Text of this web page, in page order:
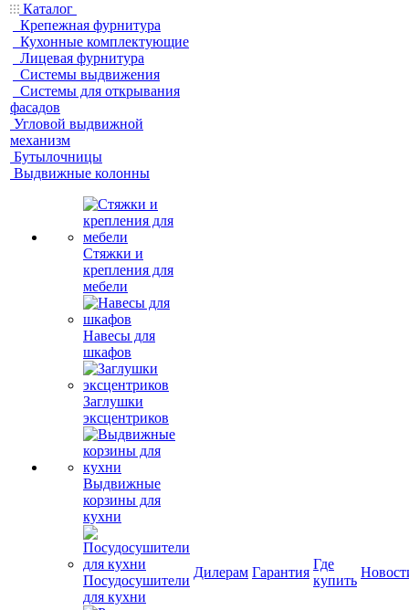
Каталог
Крепежная фурнитура
Кухонные комплектующие
Лицевая фурнитура
Системы выдвижения
Системы для открывания
фасадов
Угловой выдвижной
механизм
Бутылочницы
Выдвижные колонны
Стяжки и
крепления для
мебели
Навесы для
шкафов
Заглушки
эксцентриков
Выдвижные
корзины для
кухни
Посудосушители
для кухни
Дилерам Гарантия
Где
купить